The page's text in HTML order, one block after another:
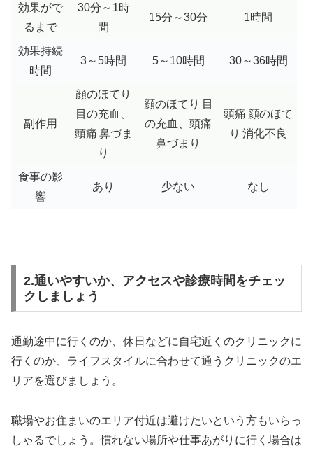
効果がで
るまで
30分～1時
間
15分～30分 1時間
効果持続
時間
3～5時間 5～10時間 30～36時間
副作用
顔のほてり
目の充血、
頭痛 鼻づま
り
顔のほてり 目
の充血、頭痛
鼻づまり
頭痛 顔のほて
り 消化不良
食事の影
響
あり 少ない なし
2.通いやすいか、アクセスや診療時間をチェッ
クしましょう
通勤途中に行くのか、休日などに自宅近くのクリニックに
行くのか、ライフスタイルに合わせて通うクリニックのエ
リアを選びましょう。
職場やお住まいのエリア付近は避けたいという方もいらっ
しゃるでしょう。慣れない場所や仕事あがりに行く場合は